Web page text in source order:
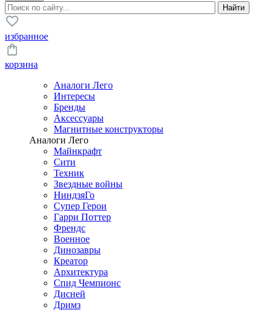
избранное
корзина
Аналоги Лего
Интересы
Бренды
Аксессуары
Магнитные конструкторы
Аналоги Лего
Майнкрафт
Сити
Техник
Звездные войны
НиндзяГо
Супер Герои
Гарри Поттер
Френдс
Военное
Динозавры
Креатор
Архитектура
Спид Чемпионс
Дисней
Дримз